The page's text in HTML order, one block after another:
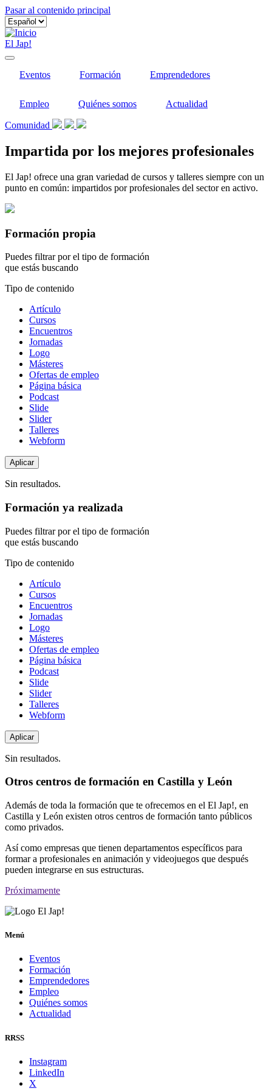
Pasar al contenido principal
El Jap!
Eventos Formación Emprendedores
Empleo Quiénes somos Actualidad
Comunidad
Impartida por los mejores profesionales
El Jap! ofrece una gran variedad de cursos y talleres siempre con un
punto en común: impartidos por profesionales del sector en activo.
Formación propia
Puedes filtrar por el tipo de formación
que estás buscando
Tipo de contenido
Artículo
Cursos
Encuentros
Jornadas
Logo
Másteres
Ofertas de empleo
Página básica
Podcast
Slide
Slider
Talleres
Webform
Sin resultados.
Formación ya realizada
Puedes filtrar por el tipo de formación
que estás buscando
Tipo de contenido
Artículo
Cursos
Encuentros
Jornadas
Logo
Másteres
Ofertas de empleo
Página básica
Podcast
Slide
Slider
Talleres
Webform
Sin resultados.
Otros centros de formación en Castilla y León
Además de toda la formación que te ofrecemos en el El Jap!, en
Castilla y León existen otros centros de formación tanto públicos
como privados.
Así como empresas que tienen departamentos específicos para
formar a profesionales en animación y videojuegos que después
pueden integrarse en sus estructuras.
Próximamente
Menú
Eventos
Formación
Emprendedores
Empleo
Quiénes somos
Actualidad
RRSS
Instagram
LinkedIn
X